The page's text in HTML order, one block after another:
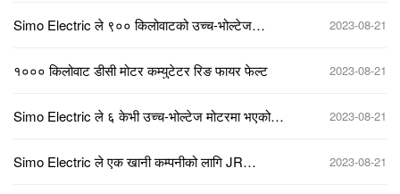
Simo Electric ले ९०० किलोवाटको उच्च-भोल्टेज
2023-08-21
१००० किलोवाट डीसी मोटर कम्युटेटर रिङ फायर फेल्ट 2023-08-21
Simo Electric ले ६ केभी उच्च-भोल्टेज मोटरमा भएको
2023-08-21
Simo Electric ले एक खानी कम्पनीको लागि JR
2023-08-21